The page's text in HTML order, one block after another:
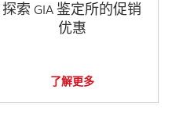
探索 GIA 鉴定所的促销
优惠
了解更多